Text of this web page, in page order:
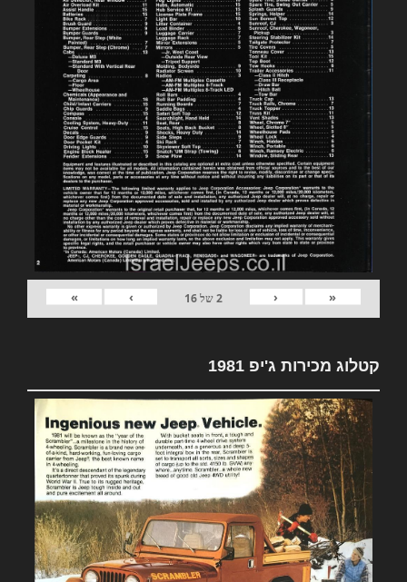
«
‹
2של16
›
»
קטלוג מכירות ג'יפ 1981